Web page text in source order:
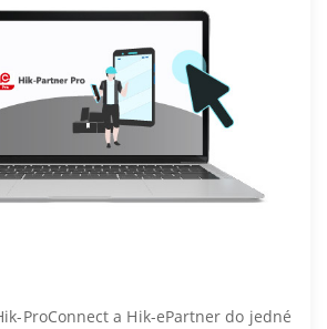
ProConnect a Hik-ePartner do jedné